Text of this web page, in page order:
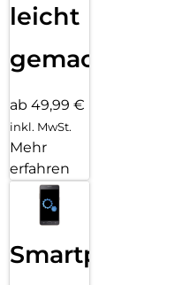
leicht
gemacht!
ab 49,99 €
inkl. MwSt.
Mehr
erfahren
Smartphone